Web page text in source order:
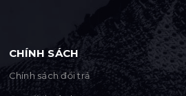
CHÍNH SÁCH
Chính sách đổi trả